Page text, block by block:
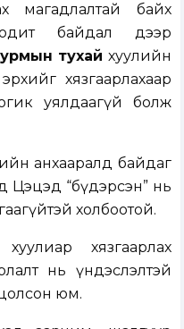
магадлалтай байх
байдал дээр
тухай хуулийн
хязгаарлахаар
уялдаагүй болж
анхааралд байдаг
Цэцэд “бүдэрсэн” нь
холбоотой.
хязгаарлах
нь үндэслэлтэй
юм.